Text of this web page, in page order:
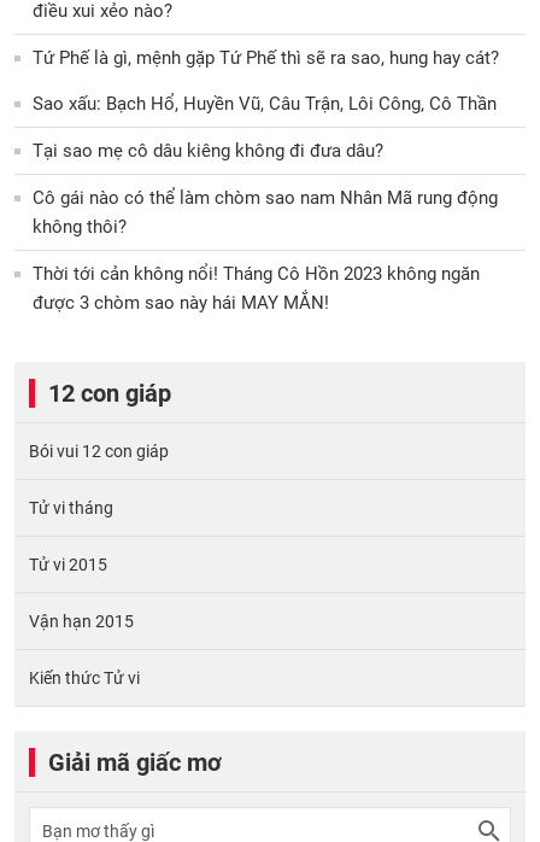
điều xui xẻo nào?
Tứ Phế là gì, mệnh gặp Tứ Phế thì sẽ ra sao, hung hay cát?
Sao xấu: Bạch Hổ, Huyền Vũ, Câu Trận, Lôi Công, Cô Thần
Tại sao mẹ cô dâu kiêng không đi đưa dâu?
Cô gái nào có thể làm chòm sao nam Nhân Mã rung động
không thôi?
Thời tới cản không nổi! Tháng Cô Hồn 2023 không ngăn
được 3 chòm sao này hái MAY MẮN!
12 con giáp
Bói vui 12 con giáp
Tử vi tháng
Tử vi 2015
Vận hạn 2015
Kiến thức Tử vi
Giải mã giấc mơ